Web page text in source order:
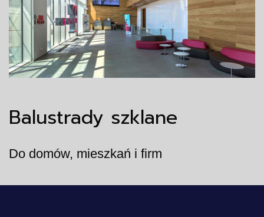
Balustrady szklane
Do domów, mieszkań i firm